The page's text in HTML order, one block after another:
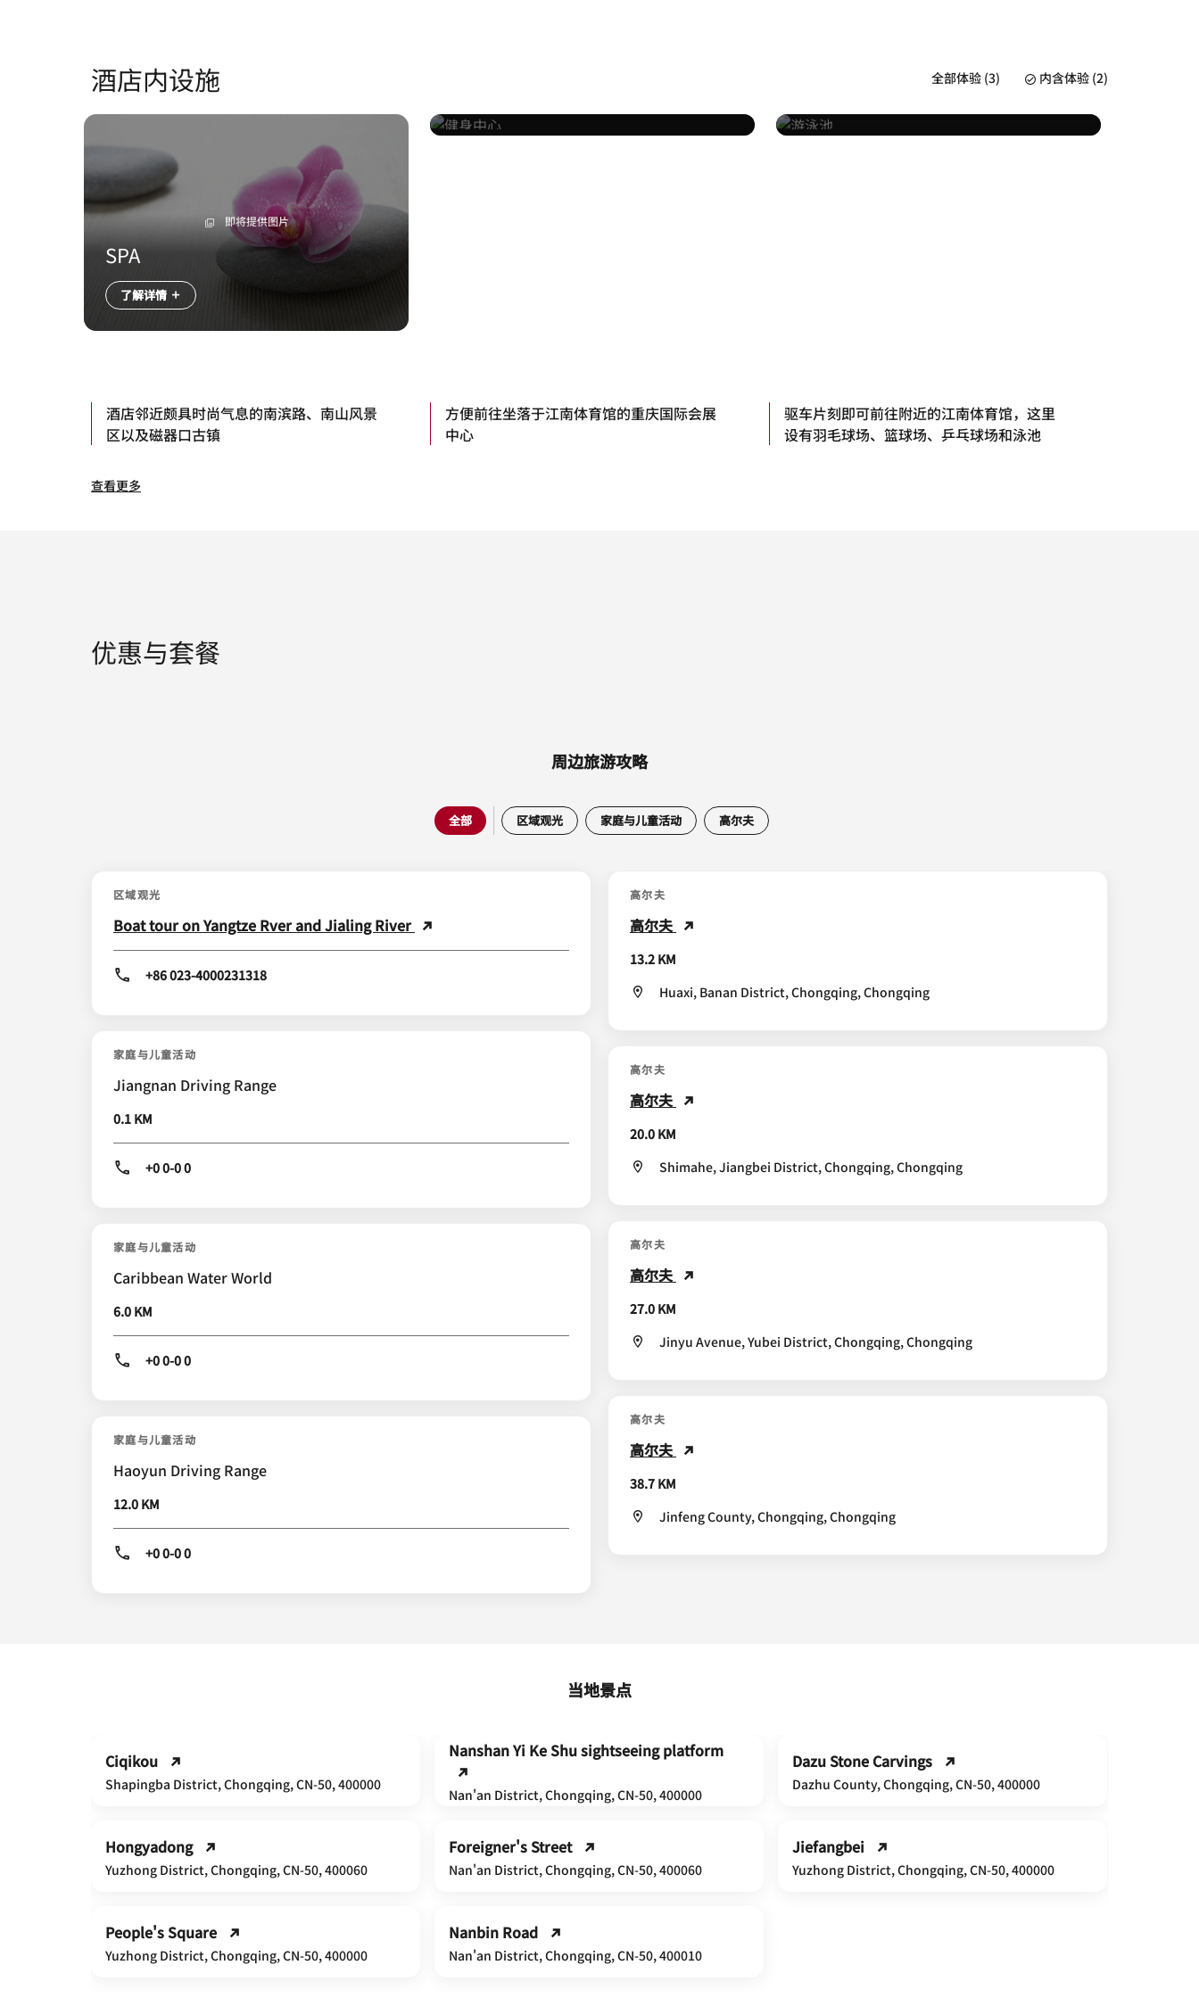
酒店内设施 全部体验 (3) 内含体验 (2)
即将提供图片
SPA
了解详情
已包括
hour gymnasium on 27th
已包括
酒店邻近颇具时尚气息的南滨路、南山风景
区以及磁器口古镇
方便前往坐落于江南体育馆的重庆国际会展
中心
驱车片刻即可前往附近的江南体育馆，这里
设有羽毛球场、篮球场、乒乓球场和泳池
查看更多
优惠与套餐
周边旅游攻略
全部 区域观光 家庭与儿童活动 高尔夫
区域观光
Boat tour on Yangtze Rver and Jialing River
+86 023-4000231318
家庭与儿童活动
Jiangnan Driving Range
0.1 KM
+0 0-0 0
家庭与儿童活动
Caribbean Water World
6.0 KM
+0 0-0 0
家庭与儿童活动
Haoyun Driving Range
12.0 KM
+0 0-0 0
高尔夫
高尔夫
13.2 KM
Huaxi, Banan District, Chongqing, Chongqing
高尔夫
高尔夫
20.0 KM
Shimahe, Jiangbei District, Chongqing, Chongqing
高尔夫
高尔夫
27.0 KM
Jinyu Avenue, Yubei District, Chongqing, Chongqing
高尔夫
高尔夫
38.7 KM
Jinfeng County, Chongqing, Chongqing
当地景点
Ciqikou
Shapingba District, Chongqing, CN-50, 400000
Nanshan Yi Ke Shu sightseeing platform
Nan'an District, Chongqing, CN-50, 400000
Dazu Stone Carvings
Dazhu County, Chongqing, CN-50, 400000
Hongyadong
Yuzhong District, Chongqing, CN-50, 400060
Foreigner's Street
Nan'an District, Chongqing, CN-50, 400060
Jiefangbei
Yuzhong District, Chongqing, CN-50, 400000
People's Square
Yuzhong District, Chongqing, CN-50, 400000
Nanbin Road
Nan'an District, Chongqing, CN-50, 400010